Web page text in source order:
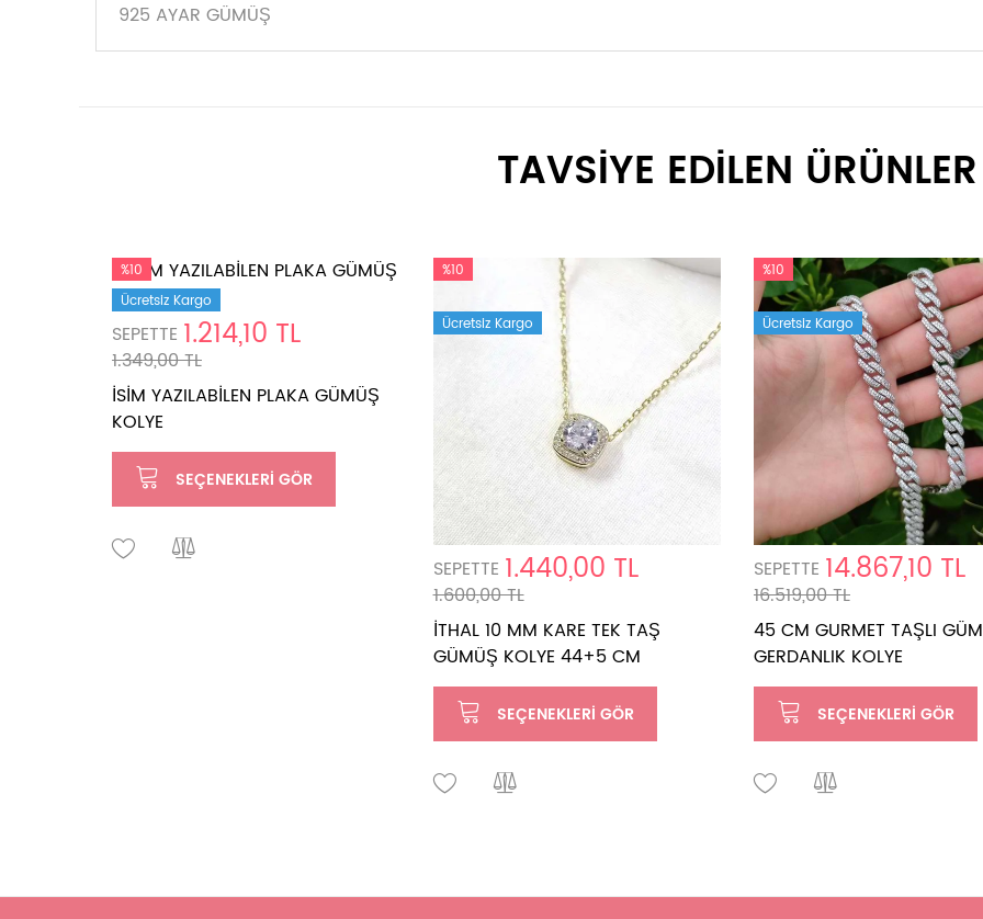
925 AYAR GÜMÜŞ
TAVSİYE EDİLEN ÜRÜNLER
%10
Ücretsiz Kargo
SEPETTE 1.214,10 TL
1.349,00 TL
İSİM YAZILABİLEN PLAKA GÜMÜŞ
KOLYE
SEÇENEKLERI GÖR
%10
Ücretsiz Kargo
SEPETTE 1.440,00 TL
1.600,00 TL
İTHAL 10 MM KARE TEK TAŞ
GÜMÜŞ KOLYE 44+5 CM
SEÇENEKLERI GÖR
%10
Ücretsiz Kargo
SEPETTE 14.867,10 TL
16.519,00 TL
45 CM GURMET TAŞLI
GERDANLIK KOLYE
SEÇENEKLERI GÖR